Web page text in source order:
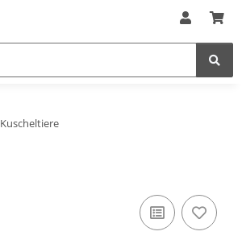
Kuscheltiere